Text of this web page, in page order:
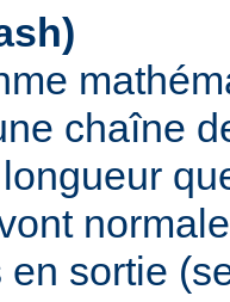
chaîne
en sortie